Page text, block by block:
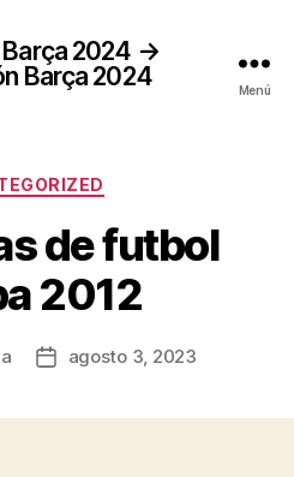
2024 →
Barça 2024
Menú
Categorías
de futbol
2012
Fechaagosto 3, 2023